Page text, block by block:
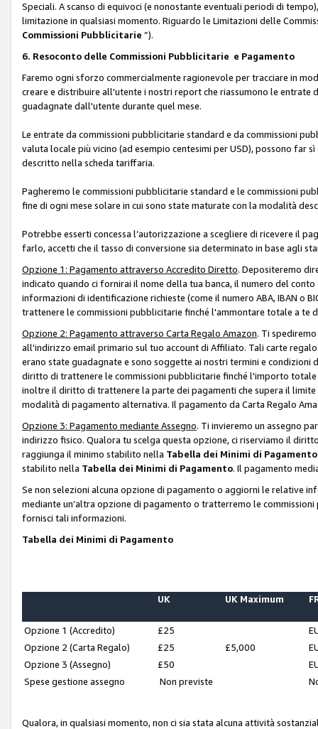
Speciali. A scanso di equivoci (e nonostante eventuali periodi di
limitazione in qualsiasi momento. Riguardo le Limitazioni delle
Commissioni Pubblicitarie ”).
6. Resoconto delle Commissioni Pubblicitarie e Pagamento
Faremo ogni sforzo commercialmente ragionevole per tracciare in
creare e distribuire all'utente i nostri report che riassumono le
guadagnate dall'utente durante quel mese.
Le entrate da commissioni pubblicitarie standard e da commissioni
valuta locale più vicino (ad esempio centesimi per USD), possono far
descritto nella scheda tariffaria.
Pagheremo le commissioni pubblicitarie standard e le commissioni
fine di ogni mese solare in cui sono state maturate con la modalità
Potrebbe esserti concessa l’autorizzazione a scegliere di ricevere il
farlo, accetti che il tasso di conversione sia determinato in base agli
Opzione 1: Pagamento attraverso Accredito Diretto. Depositeremo
indicato quando ci fornirai il nome della tua banca, il numero del
informazioni di identificazione richieste (come il numero ABA, IBAN o
trattenere le commissioni pubblicitarie finché l'ammontare totale a
Opzione 2: Pagamento attraverso Carta Regalo Amazon. Ti
all'indirizzo email primario sul tuo account di Affiliato. Tali carte
erano state guadagnate e sono soggette ai nostri termini e
diritto di trattenere le commissioni pubblicitarie finché l'importo
inoltre il diritto di trattenere la parte dei pagamenti che supera il
modalità di pagamento alternativa. Il pagamento da Carta Regalo
Opzione 3: Pagamento mediante Assegno. Ti invieremo un assegno
indirizzo fisico. Qualora tu scelga questa opzione, ci riserviamo il
raggiunga il minimo stabilito nella Tabella dei Minimi di Pagamento
stabilito nella Tabella dei Minimi di Pagamento. Il pagamento
Se non selezioni alcuna opzione di pagamento o aggiorni le relative
mediante un’altra opzione di pagamento o tratterremo le
fornisci tali informazioni.
Tabella dei Minimi di Pagamento
UK UK Maximum
Opzione 1 (Accredito) £25
Opzione 2 (Carta Regalo)
£25 £5,000
Opzione 3 (Assegno)
£50
Spese gestione assegno
Non previste
Qualora, in qualsiasi momento, non ci sia stata alcuna attività